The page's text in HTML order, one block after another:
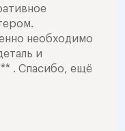
необходимо
и
. Спасибо, ещё